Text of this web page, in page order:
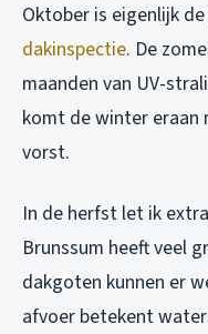
Oktober is eigenlijk
dakinspectie. De
maanden van UV-
komt de winter eraan
vorst.
In de herfst let ik
Brunssum heeft veel
dakgoten kunnen er
afvoer betekent